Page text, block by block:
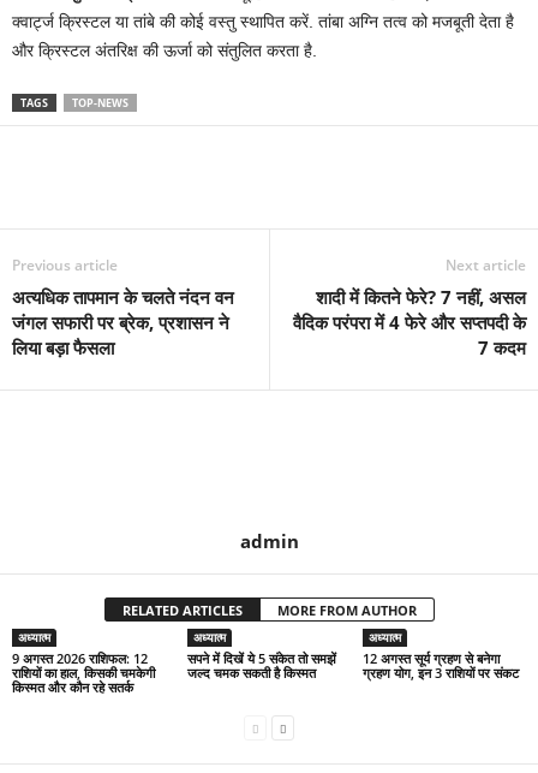
क्वार्ट्ज क्रिस्टल या तांबे की कोई वस्तु स्थापित करें. तांबा अग्नि तत्व को मजबूती देता है
और क्रिस्टल अंतरिक्ष की ऊर्जा को संतुलित करता है.
TAGS TOP-NEWS
Previous article
अत्यधिक तापमान के चलते नंदन वन
जंगल सफारी पर ब्रेक, प्रशासन ने
लिया बड़ा फैसला
Next article
शादी में कितने फेरे? 7 नहीं, असल
वैदिक परंपरा में 4 फेरे और सप्तपदी के
7 कदम
admin
RELATED ARTICLES MORE FROM AUTHOR
अध्यात्म
9 अगस्त 2026 राशिफल: 12
राशियों का हाल, किसकी चमकेगी
किस्मत और कौन रहे सतर्क
अध्यात्म
सपने में दिखें ये 5 संकेत तो समझें
जल्द चमक सकती है किस्मत
अध्यात्म
12 अगस्त सूर्य ग्रहण से बनेगा
ग्रहण योग, इन 3 राशियों पर संकट